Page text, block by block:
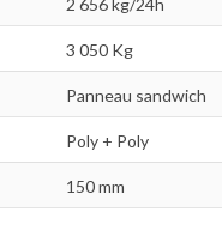
3 050 Kg
Panneau sandwich
Poly + Poly
150 mm